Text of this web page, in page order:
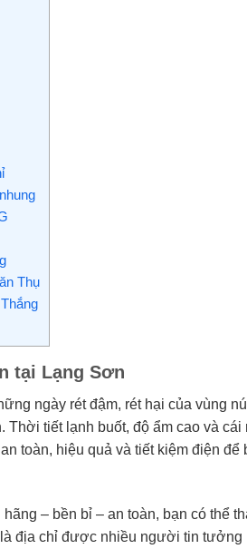
Thụ
tại Lạng Sơn
ngày rét đậm, rét hại của vùng
tiết lạnh buốt, độ ẩm cao và
toàn, hiệu quả và tiết kiệm điện
– bền bỉ – an toàn, bạn có thể
địa chỉ được nhiều người tin tưởng